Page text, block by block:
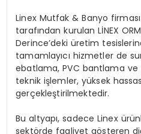
Linex Mutfak & Banyo
tarafından kurulan LİNEX
Derince’deki üretim
tamamlayıcı hizmetler de
ebatlama, PVC bantlama ve
teknik işlemler, yüksek
gerçekleştirilmektedir.
Bu altyapı, sadece Linex
sektörde faaliyet gösteren